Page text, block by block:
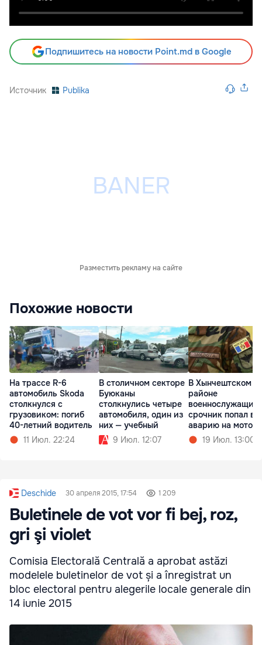
Подпишитесь на новости Point.md в Google
Источник Publika
Разместить рекламу на сайте
Похожие новости
На трассе R-6
автомобиль Skoda
столкнулся с
грузовиком: погиб
40-летний водитель
11 Июл. 22:24
В столичном секторе
Буюканы
столкнулись четыре
автомобиля, один из
них — учебный
9 Июл. 12:07
В Хынчештском
районе
военнослужащий-
срочник попал в
аварию на
19 Июл. 13:00
Deschide 30 апреля 2015, 17:54 1 209
Buletinele de vot vor fi bej, roz,
gri şi violet
Comisia Electorală Centrală a aprobat astăzi
modelele buletinelor de vot și a înregistrat un
bloc electoral pentru alegerile locale generale din
14 iunie 2015